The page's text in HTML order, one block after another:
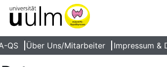
QS Über Uns/Mitarbeiter Impressum &